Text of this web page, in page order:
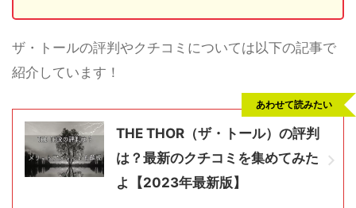
ザ・トールの評判やクチコミについては以下の記事で
紹介しています！
THE THOR（ザ・トール）の評判
は？最新のクチコミを集めてみた
よ【2023年最新版】
あわせて読みたい